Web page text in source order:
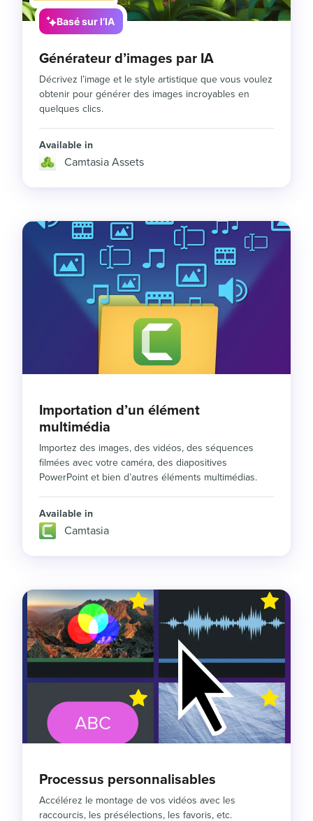
Basé sur l’IA
Générateur d’images par IA
Décrivez l’image et le style artistique que vous voulez
obtenir pour générer des images incroyables en
quelques clics.
Available in
Camtasia Assets
Importation d’un élément
multimédia
Importez des images, des vidéos, des séquences
filmées avec votre caméra, des diapositives
PowerPoint et bien d’autres éléments multimédias.
Available in
Camtasia
Processus personnalisables
Accélérez le montage de vos vidéos avec les
raccourcis, les présélections, les favoris, etc.